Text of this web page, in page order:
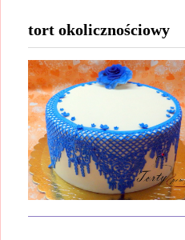
tort okolicznościowy